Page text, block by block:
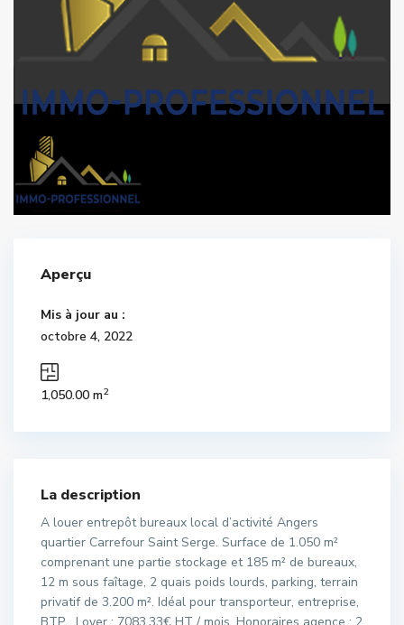
Aperçu
Mis à jour au :
octobre 4, 2022
1,050.00 m2
La description
A louer entrepôt bureaux local d’activité Angers
quartier Carrefour Saint Serge. Surface de 1.050 m²
comprenant une partie stockage et 185 m² de bureaux,
12 m sous faîtage, 2 quais poids lourds, parking, terrain
privatif de 3.200 m². Idéal pour transporteur, entreprise,